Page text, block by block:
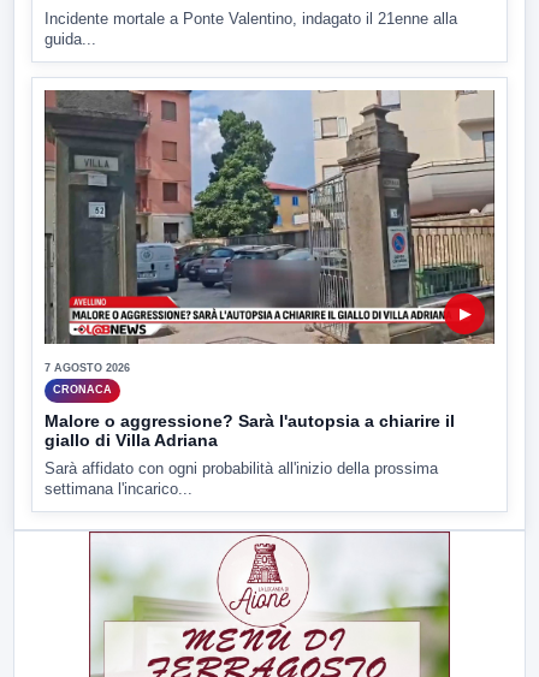
Incidente mortale a Ponte Valentino, indagato il 21enne alla
guida...
▶
7 AGOSTO 2026
CRONACA
Malore o aggressione? Sarà l'autopsia a chiarire il
giallo di Villa Adriana
Sarà affidato con ogni probabilità all'inizio della prossima
settimana l'incarico...